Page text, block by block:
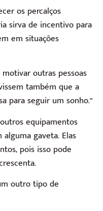
os percalços
sirva de incentivo para
em situações
outras pessoas
também que a
para seguir um sonho.”
equipamentos
gaveta. Elas
pois isso pode
outro tipo de